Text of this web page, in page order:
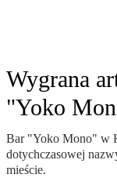
Wygrana
"Yoko
Bar "Yoko Mono" w
dotychczasowej
mieście.